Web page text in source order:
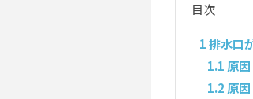
目次
1排水口
1.1 原
1.2 原